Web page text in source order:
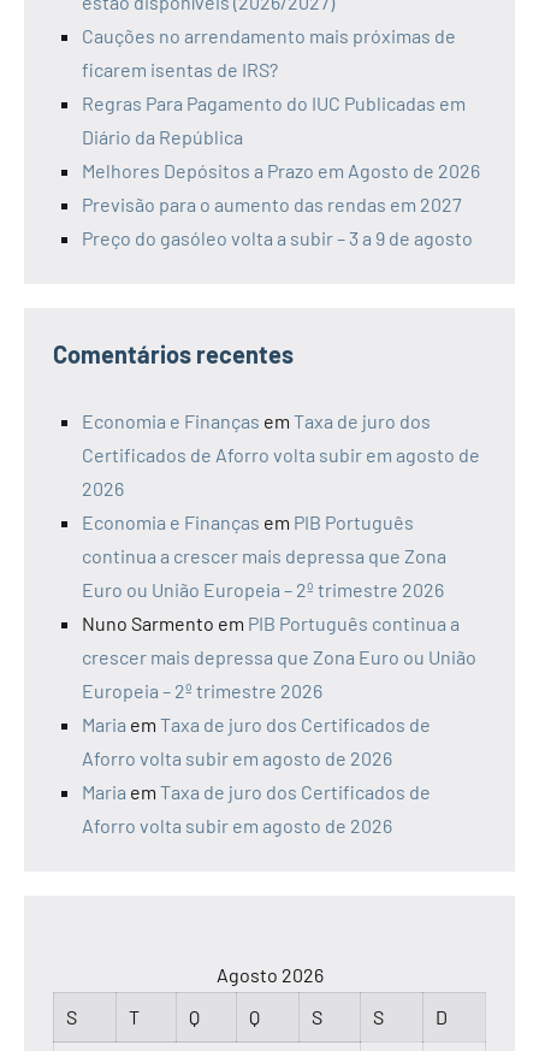
Cauções no arrendamento mais próximas de
ficarem isentas de IRS?
Regras Para Pagamento do IUC Publicadas em
Diário da República
Melhores Depósitos a Prazo em Agosto de 2026
Previsão para o aumento das rendas em 2027
Preço do gasóleo volta a subir – 3 a 9 de agosto
Comentários recentes
Economia e Finanças em Taxa de juro dos
Certificados de Aforro volta subir em agosto de
2026
Economia e Finanças em PIB Português
continua a crescer mais depressa que Zona
Euro ou União Europeia – 2º trimestre 2026
Nuno Sarmento em PIB Português continua a
crescer mais depressa que Zona Euro ou União
Europeia – 2º trimestre 2026
Maria em Taxa de juro dos Certificados de
Aforro volta subir em agosto de 2026
Maria em Taxa de juro dos Certificados de
Aforro volta subir em agosto de 2026
Agosto 2026
S
T Q Q S S D